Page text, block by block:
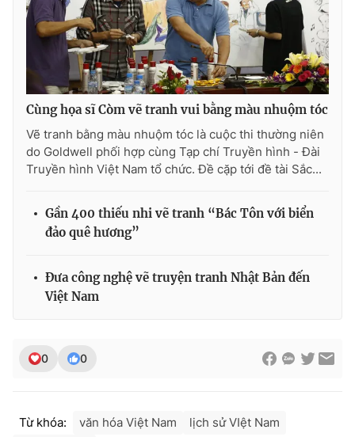
Tư vấn
Chuyên mục khác
Emagazine Podcast
Photo Infographic
Video Shorts video
Thị trường 24h
Liên hệ tòa soạn English
Cùng họa sĩ Còm vẽ tranh vui bằng màu nhuộm tóc
Vẽ tranh bằng màu nhuộm tóc là cuộc thi thường niên
do Goldwell phối hợp cùng Tạp chí Truyền hình - Đài
Truyền hình Việt Nam tổ chức. Đề cặp tới đề tài Sắc...
Gần 400 thiếu nhi vẽ tranh “Bác Tôn với biển
đảo quê hương”
Đưa công nghệ vẽ truyện tranh Nhật Bản đến
Việt Nam
0 0
Từ khóa: văn hóa Việt Nam
lịch sử VIệt Nam